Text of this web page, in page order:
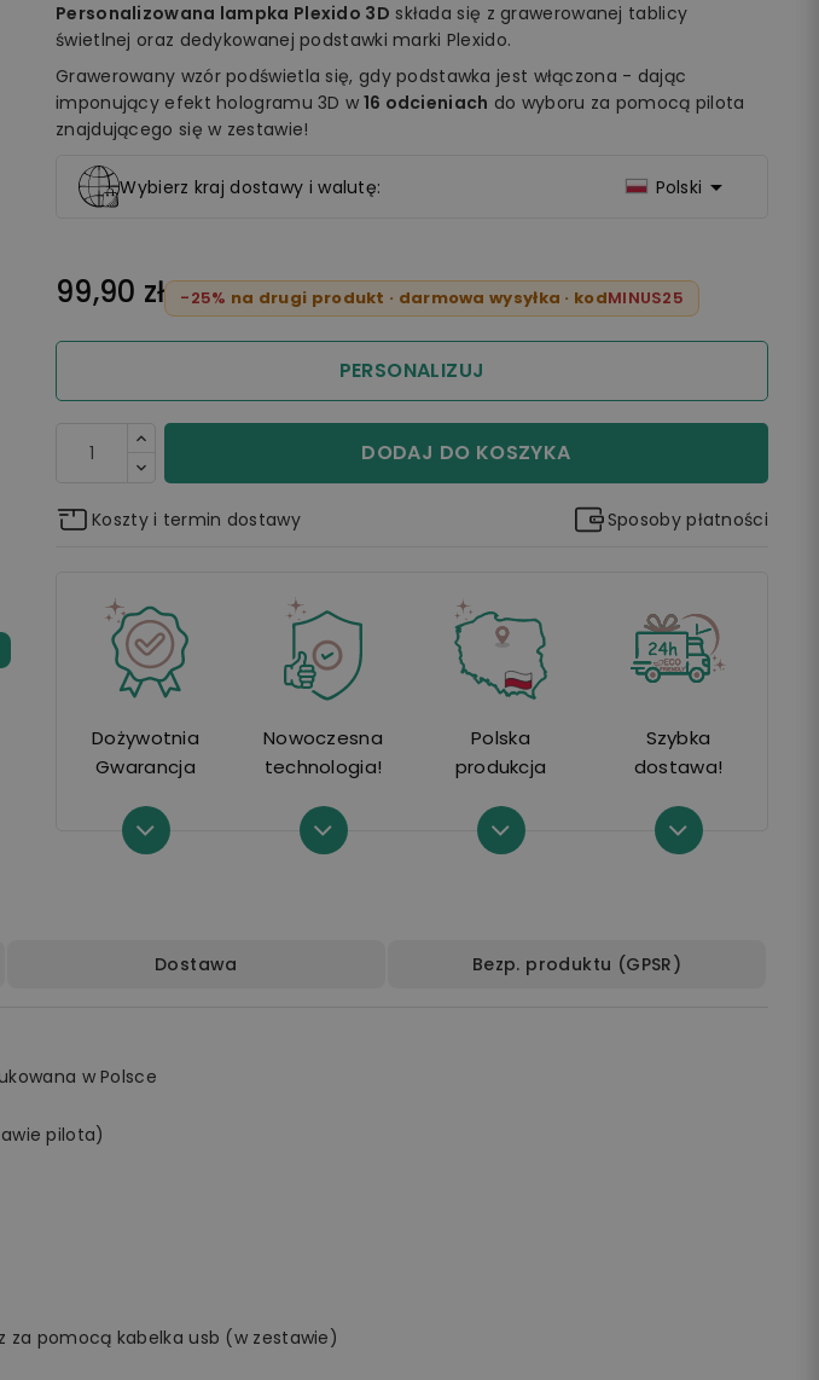
Personalizowana lampka Plexido 3D składa się z grawerowanej tablicy
świetlnej oraz dedykowanej podstawki marki Plexido.
Grawerowany wzór podświetla się, gdy podstawka jest włączona - dając
imponujący efekt hologramu 3D w 16 odcieniach do wyboru za pomocą pilota
znajdującego się w zestawie!
Wybierz kraj dostawy i walutę: Polski 
99,90 zł -25% na drugi produkt · darmowa wysyłka · kodMINUS25
PERSONALIZUJ
DODAJ DO KOSZYKA
Koszty i termin dostawy Sposoby płatności
Dożywotnia
Gwarancja
Nowoczesna
technologia!
Polska
produkcja
Szybka
dostawa!
Dostawa Bezp. produktu (GPSR)
w Polsce
pilota)
za pomocą kabelka usb (w zestawie)